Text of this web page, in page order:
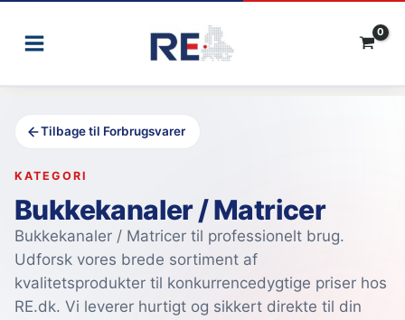
Tilbage til Forbrugsvarer
KATEGORI
Bukkekanaler / Matricer
Bukkekanaler / Matricer til professionelt brug.
Udforsk vores brede sortiment af
kvalitetsprodukter til konkurrencedygtige priser hos
RE.dk. Vi leverer hurtigt og sikkert direkte til din